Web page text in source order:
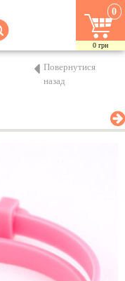
0
0 грн
Повернутися
назад